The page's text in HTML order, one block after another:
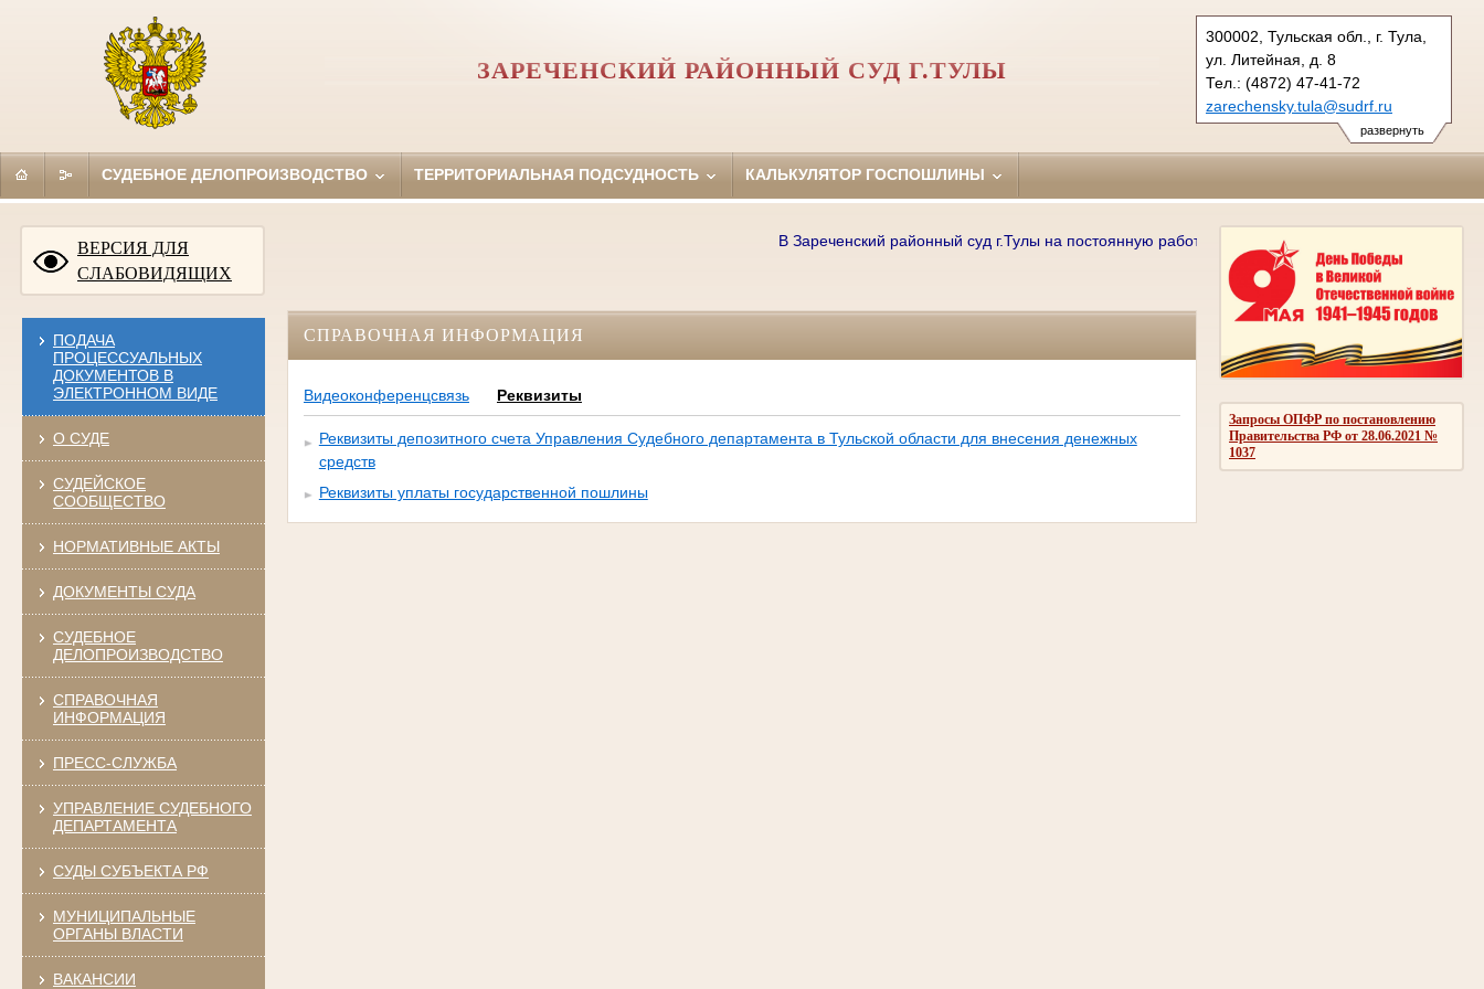
развернуть
300002, Тульская обл., г. Тула,
ул. Литейная, д. 8
Тел.: (4872) 47-41-72
zarechensky.tula@sudrf.ru
ЗАРЕЧЕНСКИЙ РАЙОННЫЙ СУД Г.ТУЛЫ
СУДЕБНОЕ ДЕЛОПРОИЗВОДСТВО ТЕРРИТОРИАЛЬНАЯ ПОДСУДНОСТЬ КАЛЬКУЛЯТОР ГОСПОШЛИНЫ
ВЕРСИЯ ДЛЯ
СЛАБОВИДЯЩИХ
ПОДАЧА
ПРОЦЕССУАЛЬНЫХ
ДОКУМЕНТОВ В
ЭЛЕКТРОННОМ ВИДЕ
О СУДЕ
СУДЕЙСКОЕ
СООБЩЕСТВО
НОРМАТИВНЫЕ АКТЫ
ДОКУМЕНТЫ СУДА
СУДЕБНОЕ
ДЕЛОПРОИЗВОДСТВО
СПРАВОЧНАЯ
ИНФОРМАЦИЯ
ПРЕСС-СЛУЖБА
УПРАВЛЕНИЕ СУДЕБНОГО
ДЕПАРТАМЕНТА
СУДЫ СУБЪЕКТА РФ
МУНИЦИПАЛЬНЫЕ
ОРГАНЫ ВЛАСТИ
ВАКАНСИИ
Запросы ОПФР по постановлению
Правительства РФ от 28.06.2021 №
1037
В Зареченский районный суд г.Тулы на постоянную работу требуются: секретари судебного
СПРАВОЧНАЯ ИНФОРМАЦИЯ
Видеоконференцсвязь Реквизиты
Реквизиты депозитного счета Управления Судебного департамента в Тульской области для внесения денежных
средств
Реквизиты уплаты государственной пошлины